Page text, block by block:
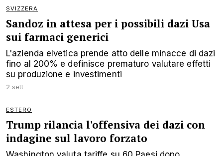
SVIZZERA
Sandoz in attesa per i possibili dazi Usa
sui farmaci generici
L'azienda elvetica prende atto delle minacce di dazi
fino al 200% e definisce prematuro valutare effetti
su produzione e investimenti
2 sett
ESTERO
Trump rilancia l'offensiva dei dazi con
indagine sul lavoro forzato